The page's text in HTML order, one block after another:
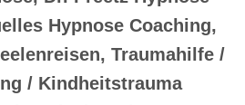
Hypnose Coaching,
Traumahilfe /
/ Kindheitstrauma